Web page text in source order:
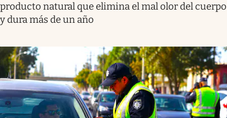
producto natural que elimina el mal olor del cuerpo
y dura más de un año